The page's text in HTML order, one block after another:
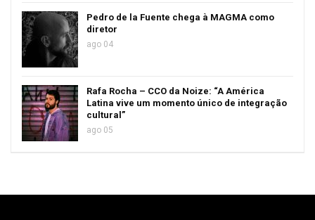
Pedro de la Fuente chega à MAGMA como
diretor
ago 04
Rafa Rocha – CCO da Noize: “A América
Latina vive um momento único de integração
cultural”
ago 05